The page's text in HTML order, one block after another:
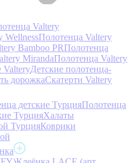
Valtery
WellnessПолотенца Valtery
Bamboo PRПолотенца
MirandaПолотенца Valtery
ValteryДетские полотенца-
дорожкаСкатерти Valtery
детские ТурцияПолотенца
ТурцияХалаты
ТурцияКоврики